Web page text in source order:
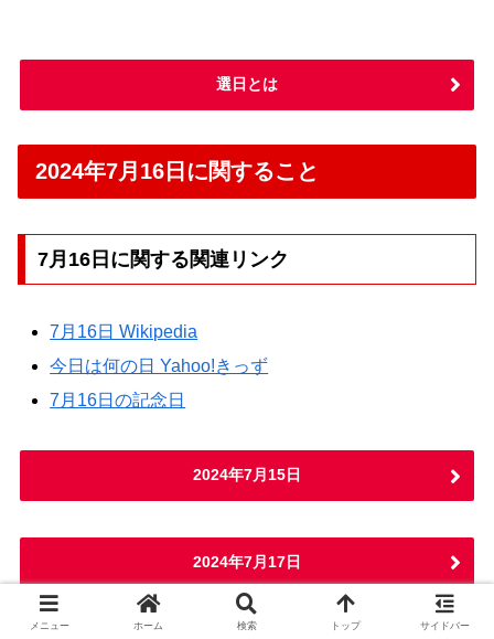
選日とは
2024年7月16日に関すること
7月16日に関する関連リンク
7月16日 Wikipedia
今日は何の日 Yahoo!きっず
7月16日の記念日
2024年7月15日
2024年7月17日
メニュー ホーム 検索 トップ サイドバー